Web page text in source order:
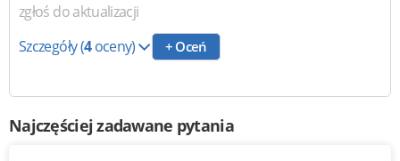
zgłoś do aktualizacji
Szczegóły(4oceny) + Oceń
Najczęściej zadawane pytania